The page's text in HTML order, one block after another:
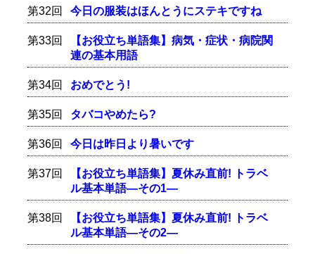
第32回 今日の服装はほんとうにステキですね
第33回
【お役立ち単語集】病気・症状・病院関
連の基本用語
第34回 おめでとう!
第35回 タバコやめたら?
第36回 今日は昨日より暑いです
第37回
【お役立ち単語集】夏休み直前! トラベ
ル基本単語―その1―
第38回
【お役立ち単語集】夏休み直前! トラベ
ル基本単語―その2―